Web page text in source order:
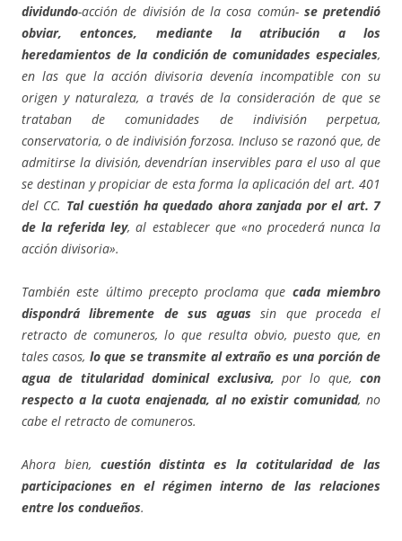
dividundo-acción de división de la cosa común- se pretendió
obviar, entonces, mediante la atribución a los
heredamientos de la condición de comunidades especiales,
en las que la acción divisoria devenía incompatible con su
origen y naturaleza, a través de la consideración de que se
trataban de comunidades de indivisión perpetua,
conservatoria, o de indivisión forzosa. Incluso se razonó que, de
admitirse la división, devendrían inservibles para el uso al que
se destinan y propiciar de esta forma la aplicación del art. 401
del CC. Tal cuestión ha quedado ahora zanjada por el art. 7
de la referida ley, al establecer que «no procederá nunca la
acción divisoria».
También este último precepto proclama que cada miembro
dispondrá libremente de sus aguas sin que proceda el
retracto de comuneros, lo que resulta obvio, puesto que, en
tales casos, lo que se transmite al extraño es una porción de
agua de titularidad dominical exclusiva, por lo que, con
respecto a la cuota enajenada, al no existir comunidad, no
cabe el retracto de comuneros.
Ahora bien, cuestión distinta es la cotitularidad de las
participaciones en el régimen interno de las relaciones
entre los condueños.